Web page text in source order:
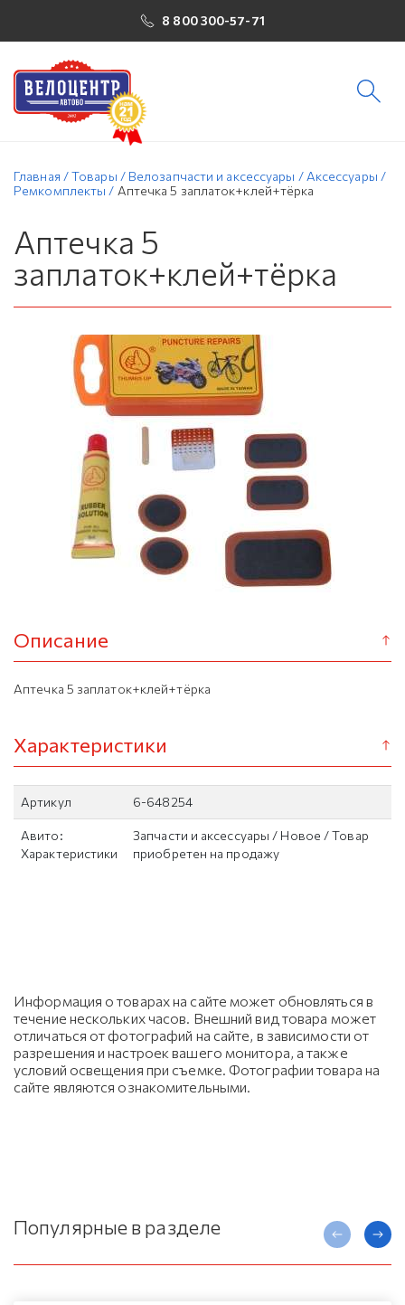
8 800 300-57-71
Главная /Товары / Велозапчасти и аксессуары / Аксессуары /
Ремкомплекты / Аптечка 5 заплаток+клей+тёрка
Аптечка 5
заплаток+клей+тёрка
Описание
Аптечка 5 заплаток+клей+тёрка
Характеристики
Артикул 6-648254
Авито:
Характеристики
Запчасти и аксессуары / Новое / Товар
приобретен на продажу
Информация о товарах на сайте может обновляться в
течение нескольких часов. Внешний вид товара может
отличаться от фотографий на сайте, в зависимости от
разрешения и настроек вашего монитора, а также
условий освещения при съемке. Фотографии товара на
сайте являются ознакомительными.
Популярные в разделе